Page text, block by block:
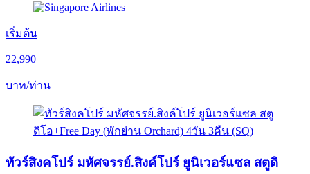
เริ่มต้น
22,990
บาท/ท่าน
ทัวร์สิงคโปร์ มหัศจรรย์.สิงค์โปร์ ยูนิเวอร์แซล สตูดิ